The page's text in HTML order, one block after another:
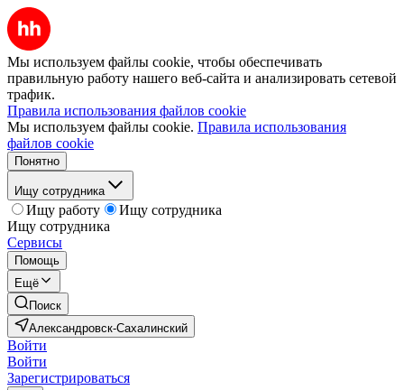
Мы используем файлы cookie, чтобы обеспечивать
правильную работу нашего веб-сайта и анализировать сетевой
трафик.
Правила использования файлов cookie
Мы используем файлы cookie. Правила использования
файлов cookie
Понятно
Ищу сотрудника
Ищу работу
Ищу сотрудника
Ищу сотрудника
Сервисы
Помощь
Ещё
Поиск
Александровск-Сахалинский
Войти
Войти
Зарегистрироваться